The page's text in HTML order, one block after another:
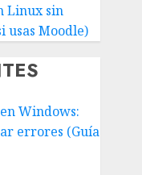
Linux sin
Moodle)
Windows:
errores (Guía